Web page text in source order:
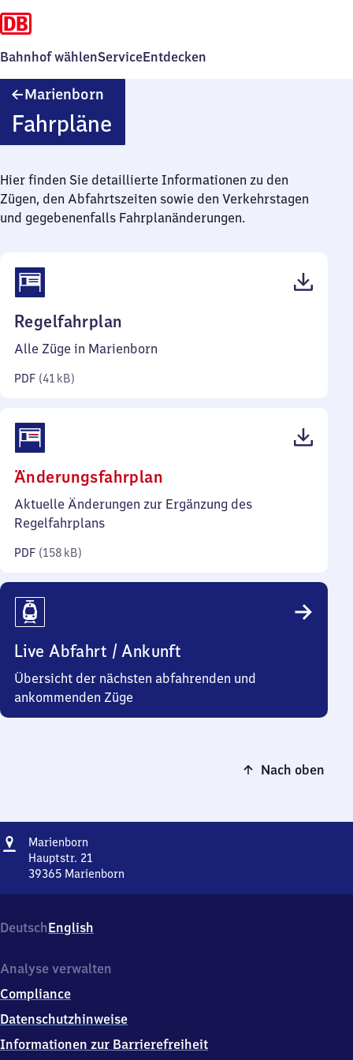
Bahnhof wählenServiceEntdecken
Marienborn
Fahrpläne
Hier finden Sie detaillierte Informationen zu den
Zügen, den Abfahrtszeiten sowie den Verkehrstagen
und gegebenenfalls Fahrplanänderungen.
Regelfahrplan
41
Alle Züge in Marienborn
PDF (41 kB)
Änderungsfahrplan
158
Aktuelle Änderungen zur Ergänzung des
Regelfahrplans
PDF (158 kB)
Live Abfahrt / Ankunft
Übersicht der nächsten abfahrenden und
ankommenden Züge
Nach oben
Adresse
Marienborn
Hauptstr. 21
39365 Marienborn
21,
3
3
5
Marienborn
DeutschEnglish
Analyse verwalten
Compliance
Datenschutzhinweise
Informationen zur Barrierefreiheit